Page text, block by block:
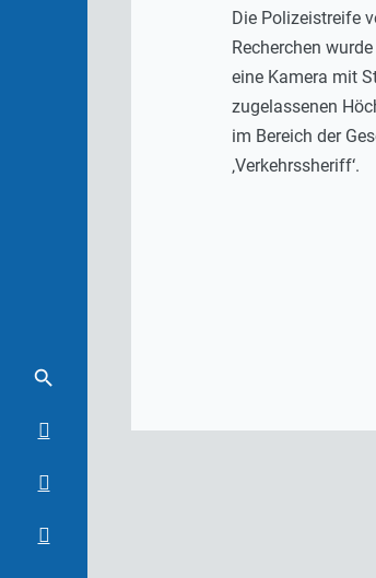
Die Polizeistreife
Recherchen
eine Kamera mit
zugelassenen
im Bereich der
‚Verkehrssheriff‘.